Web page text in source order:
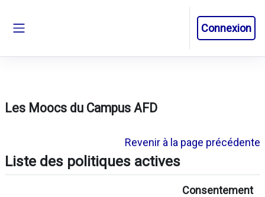
Connexion
Les Moocs du Campus AFD
Revenir à la page précédente
Liste des politiques actives
Consentement